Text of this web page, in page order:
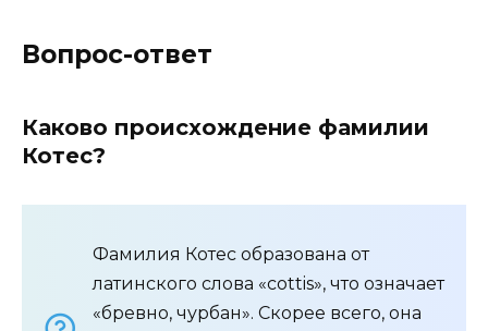
Вопрос-ответ
Каково происхождение фамилии
Котес?
Фамилия Котес образована от
латинского слова «cottis», что означает
«бревно, чурбан». Скорее всего, она